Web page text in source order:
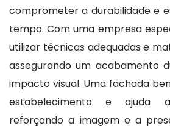
comprometer a durabilidade e
tempo. Com uma empresa
utilizar técnicas adequadas e
assegurando um acabamento
impacto visual. Uma fachada
estabelecimento e ajuda
reforçando a imagem e a